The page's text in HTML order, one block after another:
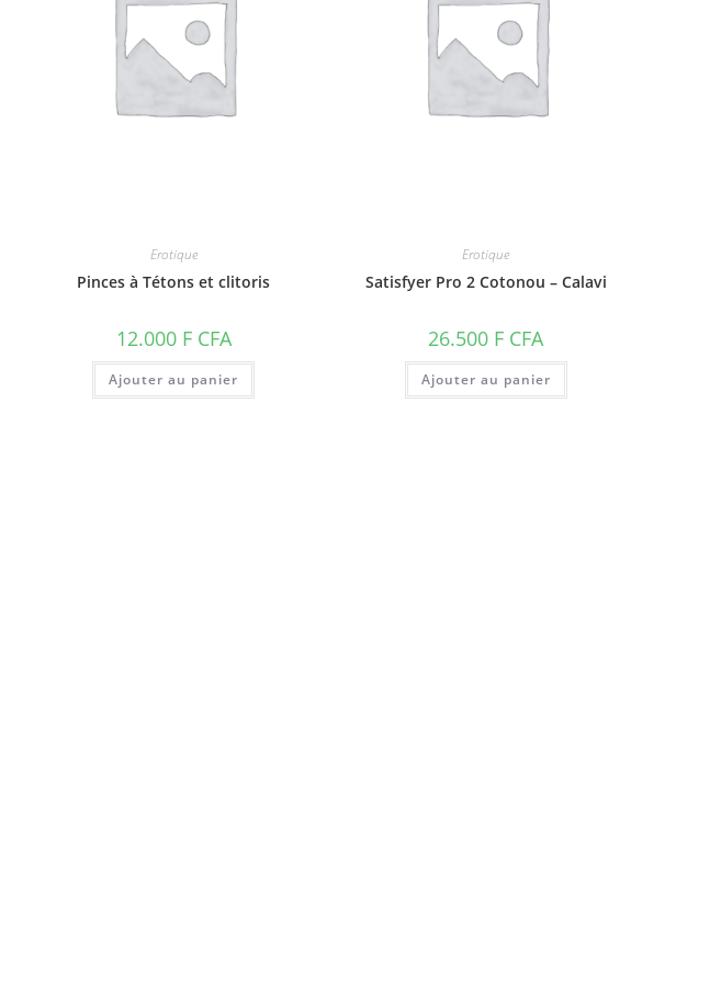
Erotique
Pinces à Tétons et clitoris
12.000 F CFA
Ajouter au panier
Erotique
Satisfyer Pro 2 Cotonou – Calavi
26.500 F CFA
Ajouter au panier